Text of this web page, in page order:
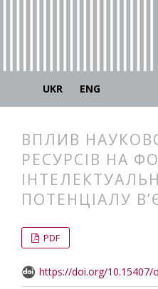
UKR ENG
ВПЛИВ
РЕСУРСІВ НА
ПОТЕНЦІАЛУ
PDF
https://doi.org/10.15407/